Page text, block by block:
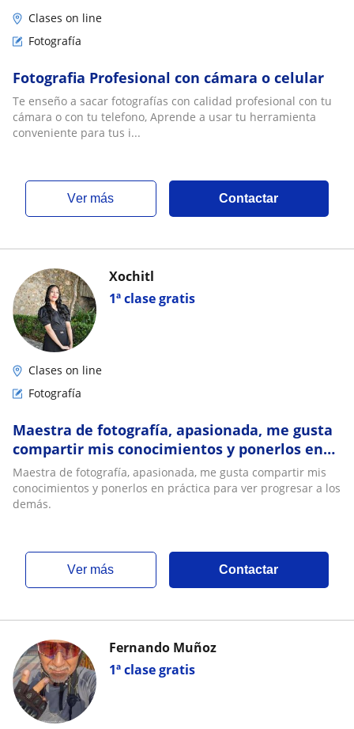
Clases on line
Fotografía
Fotografia Profesional con cámara o celular
Te enseño a sacar fotografías con calidad profesional con tu
cámara o con tu telefono, Aprende a usar tu herramienta
conveniente para tus i...
ver más Contactar
1ª clase gratis
Xochitl
Clases on line
Fotografía
Maestra de fotografía, apasionada, me gusta
compartir mis conocimientos y ponerlos en
práctica para ver progresar a los demás
Maestra de fotografía, apasionada, me gusta compartir mis
conocimientos y ponerlos en práctica para ver progresar a los
demás.
ver más Contactar
1ª clase gratis
Fernando Muñoz